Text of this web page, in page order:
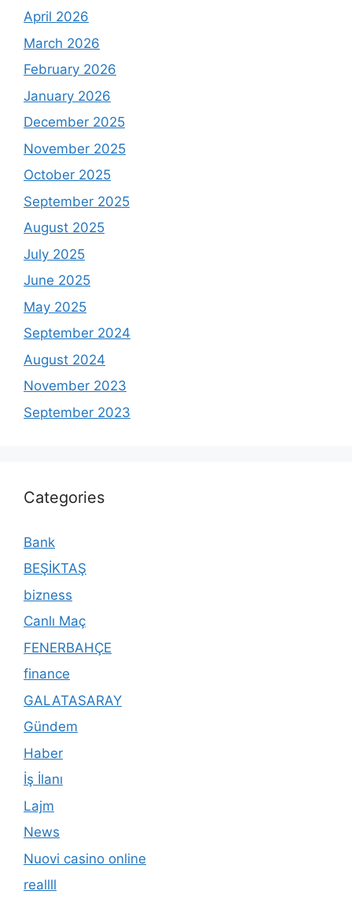
April 2026
March 2026
February 2026
January 2026
December 2025
November 2025
October 2025
September 2025
August 2025
July 2025
June 2025
May 2025
September 2024
August 2024
November 2023
September 2023
Categories
Bank
BEŞİKTAŞ
bizness
Canlı Maç
FENERBAHÇE
finance
GALATASARAY
Gündem
Haber
İş İlanı
Lajm
News
Nuovi casino online
reallll